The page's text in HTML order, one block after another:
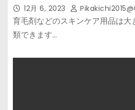
12月 6, 2023
育毛剤などのスキンケア用品は大
類できます…